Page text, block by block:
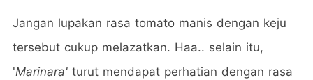
Jangan lupakan rasa tomato manis dengan keju
tersebut cukup melazatkan. Haa.. selain itu,
'Marinara' turut mendapat perhatian dengan rasa